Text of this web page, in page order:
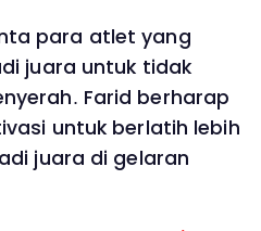
para atlet yang
juara untuk tidak
Farid berharap
untuk berlatih lebih
juara di gelaran